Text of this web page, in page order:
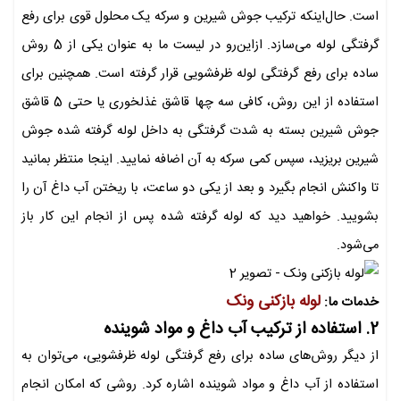
است. حال‌اینکه ترکیب جوش شیرین و سرکه یک محلول قوی برای رفع
گرفتگی لوله می‌سازد. ازاین‌رو در لیست ما به عنوان یکی از 5 روش
ساده برای رفع گرفتگی لوله ظرفشویی قرار گرفته است. همچنین برای
استفاده از این روش، کافی سه چها قاشق غذلخوری یا حتی 5 قاشق
جوش شیرین بسته به شدت گرفتگی به داخل لوله گرفته شده جوش
شیرین بریزید، سپس کمی سرکه به آن اضافه نمایید. اینجا منتظر بمانید
تا واکنش انجام بگیرد و بعد از یکی دو ساعت، با ریختن آب داغ آن را
بشویید. خواهید دید که لوله گرفته شده پس از انجام این کار باز
می‌شود.
خدمات ما: لوله بازکنی ونک
2. استفاده از ترکیب آب داغ و مواد شوینده
از دیگر روش‌های ساده برای رفع گرفتگی لوله ظرفشویی، می‌توان به
استفاده از آب داغ و مواد شوینده اشاره کرد. روشی که امکان انجام